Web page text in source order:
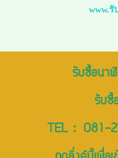
www.
รับซื้อนา
รับซื้
TEL : 081-